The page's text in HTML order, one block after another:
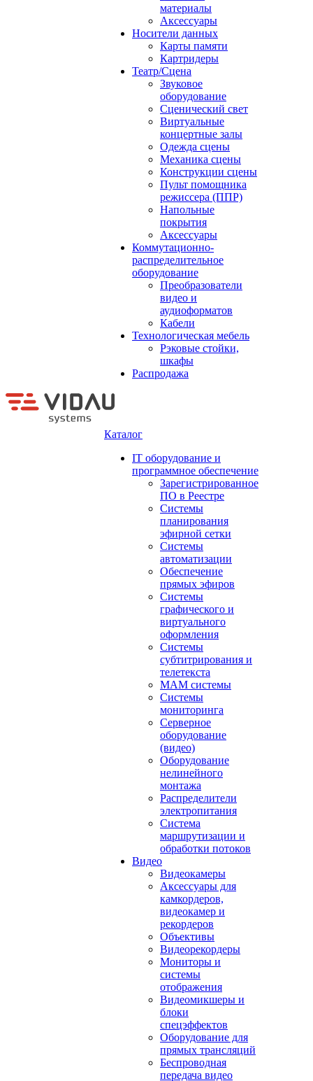
материалы
Аксессуары
Носители данных
Карты памяти
Картридеры
Театр/Сцена
Звуковое
оборудование
Сценический свет
Виртуальные
концертные залы
Одежда сцены
Механика сцены
Конструкции сцены
Пульт помощника
режиссера (ППР)
Напольные
покрытия
Аксессуары
Коммутационно-
распределительное
оборудование
Преобразователи
видео и
аудиоформатов
Кабели
Технологическая мебель
Рэковые стойки,
шкафы
Распродажа
Каталог
IT оборудование и
программное обеспечение
Зарегистрированное
ПО в Реестре
Системы
планирования
эфирной сетки
Системы
автоматизации
Обеспечение
прямых эфиров
Системы
графического и
виртуального
оформления
Системы
субтитрирования и
телетекста
MAM системы
Системы
мониторинга
Серверное
оборудование
(видео)
Оборудование
нелинейного
монтажа
Распределители
электропитания
Система
маршрутизации и
обработки потоков
Видео
Видеокамеры
Аксессуары для
камкордеров,
видеокамер и
рекордеров
Объективы
Видеорекордеры
Мониторы и
системы
отображения
Видеомикшеры и
блоки
спецэффектов
Оборудование для
прямых трансляций
Беспроводная
передача видео